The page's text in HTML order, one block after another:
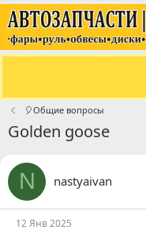
🎈Общие вопросы
Golden goose
N nastyaivan
12 Янв 2025